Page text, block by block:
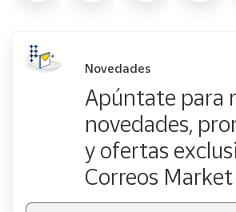
Novedades
Apúntate para
novedades,
y ofertas
Correos Market